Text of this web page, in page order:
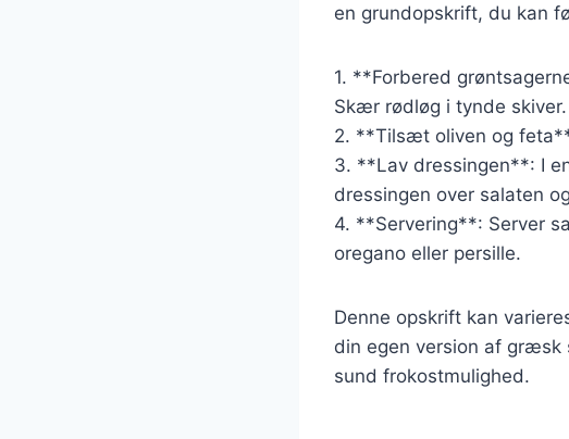
en grundopskrift, du kan
1. **Forbered
Skær rødløg i tynde skiver.
2. **Tilsæt oliven og
3. **Lav dressingen**: I
dressingen over salaten
4. **Servering**: Server
oregano eller persille.
Denne opskrift kan
din egen version af græsk
sund frokostmulighed.